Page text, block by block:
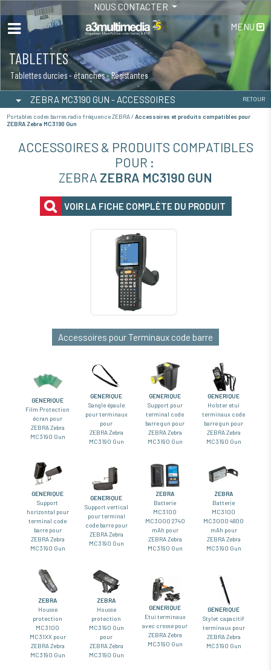
NOUS CONTACTER
MENU
TABLETTES
Tablettes durcies - étanches - Résistantes
ZEBRA MC3190 GUN - ACCESSOIRES RETOUR
Portables codes barres radio fréquence ZEBRA / Accessoires et produits compatibles pour
ZEBRA Zebra MC3190 Gun
ACCESSOIRES & PRODUITS COMPATIBLES
POUR :
ZEBRA ZEBRA MC3190 GUN
VOIR LA FICHE COMPLÈTE DU PRODUIT
Accessoires pour Terminaux code barre
GENERIQUE
Film Protection
écran pour
ZEBRA Zebra
MC3190 Gun
GENERIQUE
Sangle épaule
pour terminaux
pour
ZEBRA Zebra
MC3190 Gun
GENERIQUE
Support pour
terminal code
barre gun pour
ZEBRA Zebra
MC3190 Gun
GENERIQUE
Holster etui
terminaux code
barre gun pour
ZEBRA Zebra
MC3190 Gun
GENERIQUE
Support
horizontal pour
terminal code
barre pour
ZEBRA Zebra
MC3190 Gun
GENERIQUE
Support vertical
pour terminal
code barre pour
ZEBRA Zebra
MC3190 Gun
ZEBRA
Batterie
MC3100
MC3000 2740
mAh pour
ZEBRA Zebra
MC3190 Gun
ZEBRA
Batterie
MC3100
MC3000 4800
mAh pour
ZEBRA Zebra
MC3190 Gun
ZEBRA
Housse
protection
MC3100
MC31XX pour
ZEBRA Zebra
MC3190 Gun
ZEBRA
Housse
protection
MC3190 Gun
pour
ZEBRA Zebra
MC3190 Gun
GENERIQUE
Etui terminaux
avec crosse pour
ZEBRA Zebra
MC3190 Gun
GENERIQUE
Stylet capacitif
terminaux pour
ZEBRA Zebra
MC3190 Gun